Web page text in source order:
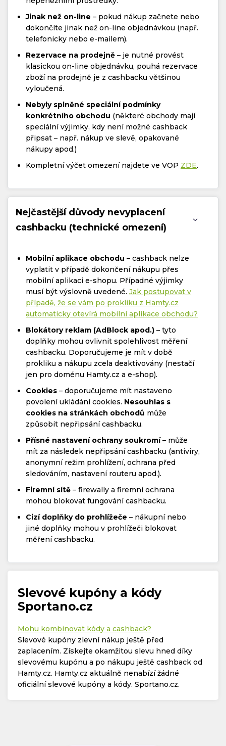
Jinak než on-line – pokud nákup začnete nebo
dokončíte jinak než on-line objednávkou (např.
telefonicky nebo e-mailem).
Rezervace na prodejně – je nutné provést
klasickou on-line objednávku, pouhá rezervace
zboží na prodejně je z cashbacku většinou
vyloučená.
Nebyly splněné speciální podmínky
konkrétního obchodu (některé obchody mají
speciální výjimky, kdy není možné cashback
připsat – např. nákup ve slevě, opakované
nákupy apod.)
Kompletní výčet omezení najdete ve VOP ZDE.
Nejčastější důvody nevyplacení
cashbacku (technické omezení)
Mobilní aplikace obchodu – cashback nelze
vyplatit v případě dokončení nákupu přes
mobilní aplikaci e-shopu. Případné výjimky
musí být výslovně uvedené. Jak postupovat v
případě, že se vám po prokliku z Hamty.cz
automaticky otevírá mobilní aplikace obchodu?
Blokátory reklam (AdBlock apod.) – tyto
doplňky mohou ovlivnit spolehlivost měření
cashbacku. Doporučujeme je mít v době
prokliku a nákupu zcela deaktivovány (nestačí
jen pro doménu Hamty.cz a e-shop).
Cookies – doporučujeme mít nastaveno
povolení ukládání cookies. Nesouhlas s
cookies na stránkách obchodů může
způsobit nepřipsání cashbacku.
Přísné nastavení ochrany soukromí– může
mít za následek nepřipsání cashbacku (antiviry,
anonymní režim prohlížení, ochrana před
sledováním, nastavení routeru apod.).
Firemní sítě – firewally a firemní ochrana
mohou blokovat fungování cashbacku.
Cizí doplňky do prohlížeče – nákupní nebo
jiné doplňky mohou v prohlížeči blokovat
měření cashbacku.
Slevové kupóny a kódy
Sportano.cz
Mohu kombinovat kódy a cashback?
Slevové kupóny zlevní nákup ještě před
zaplacením. Získejte okamžitou slevu hned díky
slevovému kupónu a po nákupu ještě cashback od
Hamty.cz. Hamty.cz aktuálně nenabízí žádné
oficiální slevové kupóny a kódy. Sportano.cz.